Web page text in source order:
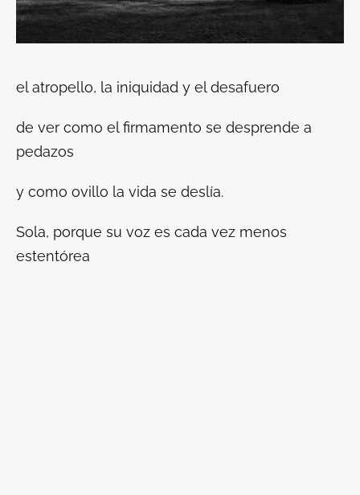
el atropello, la iniquidad y el desafuero
de ver como el firmamento se desprende a
pedazos
y como ovillo la vida se deslía.
Sola, porque su voz es cada vez menos
estentórea